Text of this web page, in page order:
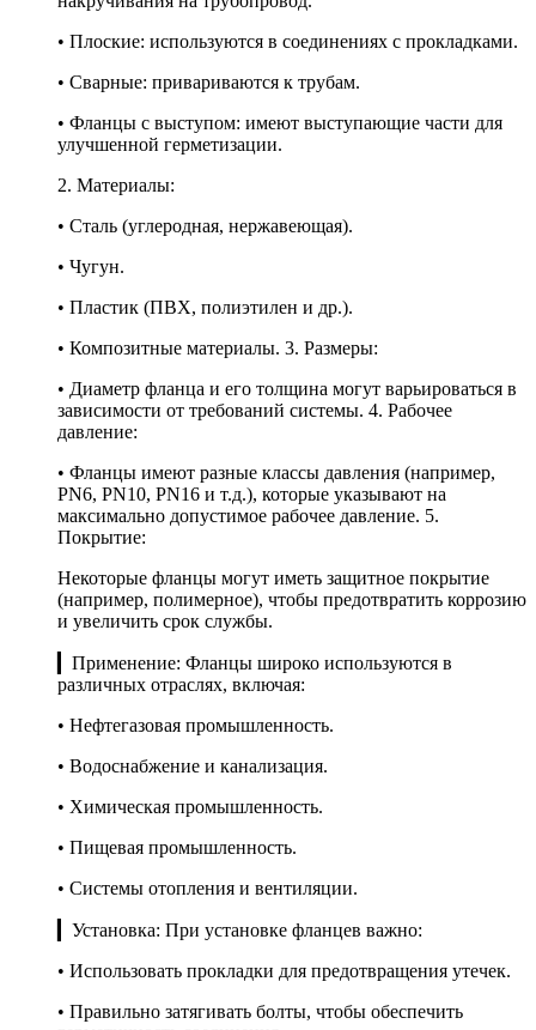
• Плоские: используются в соединениях с прокладками.
• Сварные: привариваются к трубам.
• Фланцы с выступом: имеют выступающие части для
улучшенной герметизации.
2. Материалы:
• Сталь (углеродная, нержавеющая).
• Чугун.
• Пластик (ПВХ, полиэтилен и др.).
• Композитные материалы. 3. Размеры:
• Диаметр фланца и его толщина могут варьироваться в
зависимости от требований системы. 4. Рабочее
давление:
• Фланцы имеют разные классы давления (например,
PN6, PN10, PN16 и т.д.), которые указывают на
максимально допустимое рабочее давление. 5.
Покрытие:
Некоторые фланцы могут иметь защитное покрытие
(например, полимерное), чтобы предотвратить коррозию
и увеличить срок службы.
▎Применение: Фланцы широко используются в
различных отраслях, включая:
• Нефтегазовая промышленность.
• Водоснабжение и канализация.
• Химическая промышленность.
• Пищевая промышленность.
• Системы отопления и вентиляции.
▎Установка: При установке фланцев важно:
• Использовать прокладки для предотвращения утечек.
• Правильно затягивать болты, чтобы обеспечить